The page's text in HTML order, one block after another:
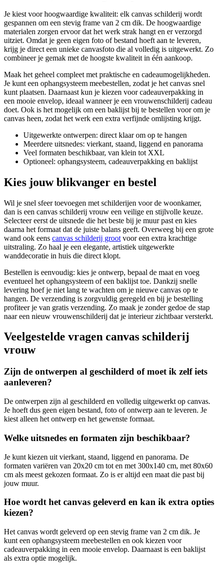
Je kiest voor hoogwaardige kwaliteit: elk canvas schilderij wordt
gespannen om een stevig frame van 2 cm dik. De hoogwaardige
materialen zorgen ervoor dat het werk strak hangt en er verzorgd
uitziet. Omdat je geen eigen foto of bestand hoeft aan te leveren,
krijg je direct een unieke canvasfoto die al volledig is uitgewerkt. Zo
combineer je gemak met de hoogste kwaliteit in één aankoop.
Maak het geheel compleet met praktische en cadeaumogelijkheden.
Je kunt een ophangsysteem meebestellen, zodat je het canvas snel
kunt plaatsen. Daarnaast kun je kiezen voor cadeauverpakking in
een mooie envelop, ideaal wanneer je een vrouwenschilderij cadeau
doet. Ook is het mogelijk om een baklijst bij te bestellen voor om je
canvas heen, zodat het werk een extra verfijnde omlijsting krijgt.
Uitgewerkte ontwerpen: direct klaar om op te hangen
Meerdere uitsnedes: vierkant, staand, liggend en panorama
Veel formaten beschikbaar, van klein tot XXL
Optioneel: ophangsysteem, cadeauverpakking en baklijst
Kies jouw blikvanger en bestel
Wil je snel sfeer toevoegen met schilderijen voor de woonkamer,
dan is een canvas schilderij vrouw een veilige en stijlvolle keuze.
Selecteer eerst de uitsnede die het beste bij je muur past en kies
daarna het formaat dat de juiste balans geeft. Overweeg bij een grote
wand ook eens canvas schilderij groot voor een extra krachtige
uitstraling. Zo haal je een elegante, artistiek uitgewerkte
wanddecoratie in huis die direct klopt.
Bestellen is eenvoudig: kies je ontwerp, bepaal de maat en voeg
eventueel het ophangsysteem of een baklijst toe. Dankzij snelle
levering hoef je niet lang te wachten om je nieuwe canvas op te
hangen. De verzending is zorgvuldig geregeld en bij je bestelling
profiteer je van gratis verzending. Zo maak je zonder gedoe de stap
naar een nieuw vrouwenschilderij dat je interieur zichtbaar versterkt.
Veelgestelde vragen canvas schilderij
vrouw
Zijn de ontwerpen al geschilderd of moet ik zelf iets
aanleveren?
De ontwerpen zijn al geschilderd en volledig uitgewerkt op canvas.
Je hoeft dus geen eigen bestand, foto of ontwerp aan te leveren. Je
kiest alleen het ontwerp en het gewenste formaat.
Welke uitsnedes en formaten zijn beschikbaar?
Je kunt kiezen uit vierkant, staand, liggend en panorama. De
formaten variëren van 20x20 cm tot en met 300x140 cm, met 80x60
cm als meest gekozen formaat. Zo is er altijd een maat die past bij
jouw muur.
Hoe wordt het canvas geleverd en kan ik extra opties
kiezen?
Het canvas wordt geleverd op een stevig frame van 2 cm dik. Je
kunt een ophangsysteem meebestellen en ook kiezen voor
cadeauverpakking in een mooie envelop. Daarnaast is een baklijst
als extra optie mogelijk.